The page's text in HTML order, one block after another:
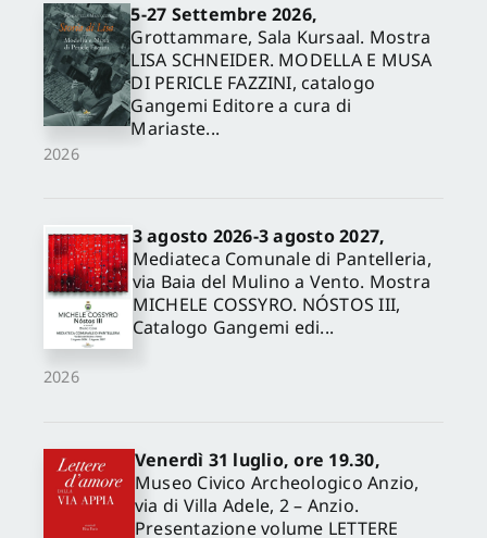
2026
5-27 Settembre 2026,
Grottammare, Sala Kursaal. Mostra
LISA SCHNEIDER. MODELLA E MUSA
DI PERICLE FAZZINI, catalogo
Gangemi Editore a cura di
Mariaste...
2026
3 agosto 2026-3 agosto 2027,
Mediateca Comunale di Pantelleria,
via Baia del Mulino a Vento. Mostra
MICHELE COSSYRO. NÓSTOS III,
Catalogo Gangemi edi...
Venerdì 31 luglio, ore 19.30,
Museo Civico Archeologico Anzio,
via di Villa Adele, 2 – Anzio.
Presentazione volume LETTERE